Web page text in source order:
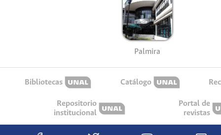
Palmira
Bibliotecas Catálogo
Repositorio
institucional
Portal de
revistas